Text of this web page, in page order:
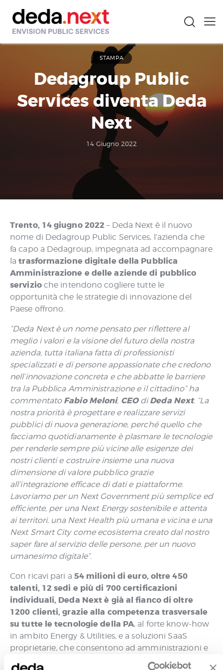
STAMPA
Dedagroup Public
Services diventa Deda
Next
14 Giugno 2022
Trento, 14 giugno 2022 – Deda Next è il nuovo
nome di Dedagroup Public Services, l’azienda che
fa capo a Dedagroup, impegnata ad accompagnare
latrasformazione digitale della Pubblica
Amministrazione e delle aziende di pubblico
servizioche intendono cogliere tutte le
opportunità che le strategie di innovazione del
Paese offrono.
“Deda Next è un nome pensato per riflettere al
meglio i valori e la visione del futuro della nostra
azienda, tutta italiana fatta di professionisti
specializzati e di persone appassionate che credono
nell’innovazione concreta e che abbatte le barriere
tra la Pubblica Amministrazione e il cittadino” ha
commentato Fabio Meloni, CEOdiDeda Next. “La
nostra priorità è progettare e realizzare servizi
pubblici di nuova generazione, perché quello che
facciamo quotidianamente è plasmare le tecnologie
per renderle sempre più vicine alle esigenze dei
nostri clienti e costruire insieme una nuova
dimensione di valore pubblico grazie
all’integrazione efficace di dati e piattaforme.
Lavoriamo per un Next Government più semplice ed
efficiente, per una Next Energy sostenibile e attenta
ai territori, una Next Health più umana e vicina e una
Next Smart City come ecosistema creato dal nostro
saper fare al servizio delle persone, per un nuovo
umanesimo digitale”.
Con ricavi pari a 54 milioni di euro, oltre 450
talenti, 12 sedi e più di 700 certificazioni
individuali, Deda Next è già al fianco di oltre
1200 clienti, grazie alla competenza trasversale
su tutte le tecnologie della PA, al forte know-how
in ambito Energy & Utilities, e a soluzioni SaaS
proprietarie, che consentono ad amministrazioni e
aziende di pubblico servizio di velocizzare